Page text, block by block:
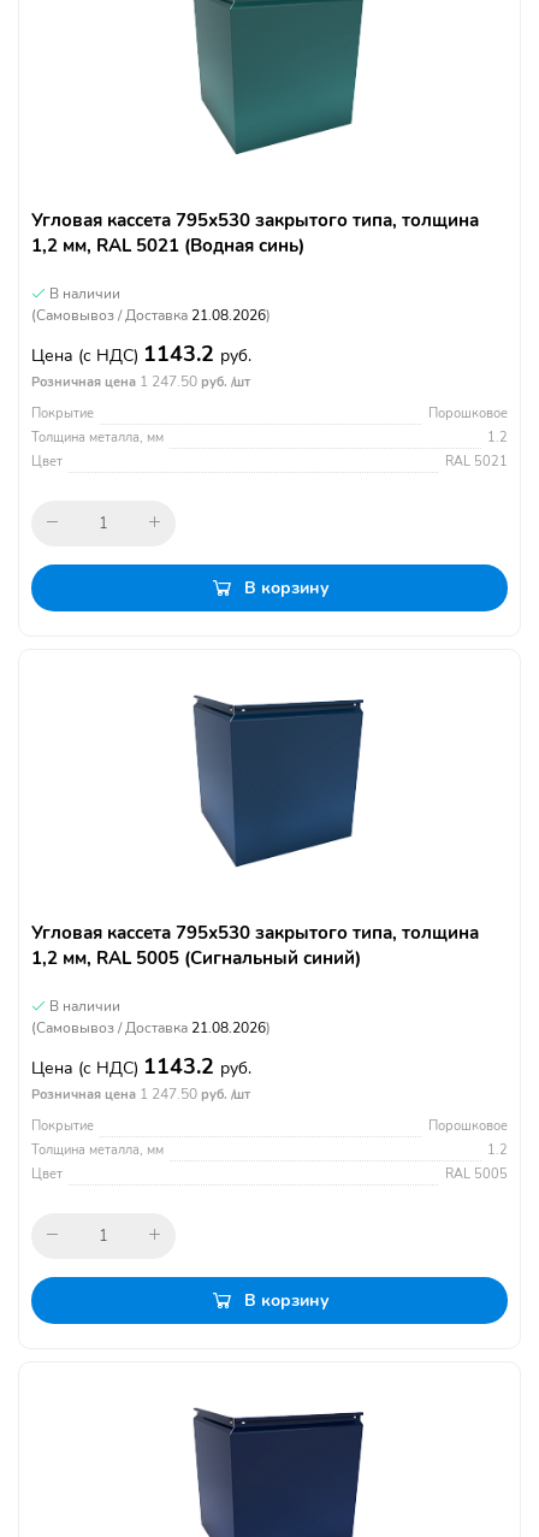
Угловая кассета 795х530 закрытого типа, толщина
1,2 мм, RAL 5021 (Водная синь)
В наличии
(Самовывоз / Доставка 21.08.2026)
Цена (с НДС) 1143.2 руб.
Розничная цена 1 247.50 руб. /шт
Покрытие
Порошковое
Толщина металла, мм
1.2
Цвет
RAL 5021
В корзину
Угловая кассета 795х530 закрытого типа, толщина
1,2 мм, RAL 5005 (Сигнальный синий)
В наличии
(Самовывоз / Доставка 21.08.2026)
Цена (с НДС) 1143.2 руб.
Розничная цена 1 247.50 руб. /шт
Покрытие
Порошковое
Толщина металла, мм
1.2
Цвет
RAL 5005
В корзину